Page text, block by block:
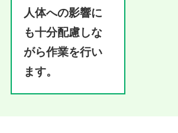
人体への影響に
も十分配慮しな
がら作業を行い
ます。